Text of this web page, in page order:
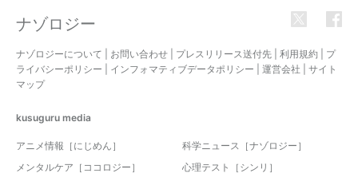
ナゾロジー
ナゾロジーについて お問い合わせ プレスリリース送付先 利用規約
プ
ライバシーポリシー
インフォマティブデータポリシー 運営会社
サイト
マップ
kusuguru media
アニメ情報［にじめん］
科学ニュース［ナゾロジー］
メンタルケア［ココロジー］
心理テスト［シンリ］